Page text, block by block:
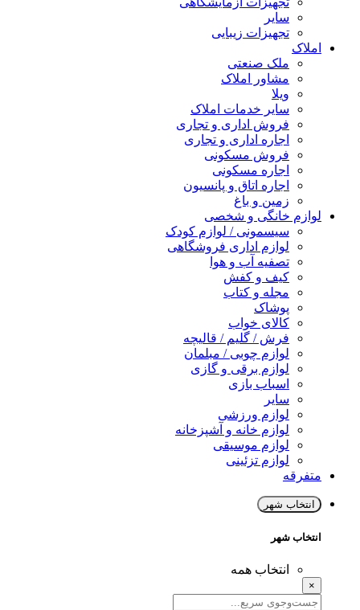
سایر
تجهیزات زیبایی
املاک
ملک صنعتی
مشاور املاک
ویلا
سایر خدمات املاک
فروش اداری و تجاری
اجاره اداری و تجاری
فروش مسکونی
اجاره مسکونی
اجاره اتاق و پانسیون
زمین و باغ
لوازم خانگی و شخصی
سیسمونی / لوازم کودک
لوازم اداری فروشگاهی
تصفیه آب و هوا
کیف و کفش
مجله و کتاب
پوشاک
کالای خواب
فرش / گلیم / قالیچه
لوازم چوبی / مبلمان
لوازم برقی و گازی
اسباب بازی
سایر
لوازم ورزشی
لوازم خانه و آشپزخانه
لوازم موسیقی
لوازم تزئینی
متفرقه
انتخاب شهر
انتخاب شهر
انتخاب همه
×